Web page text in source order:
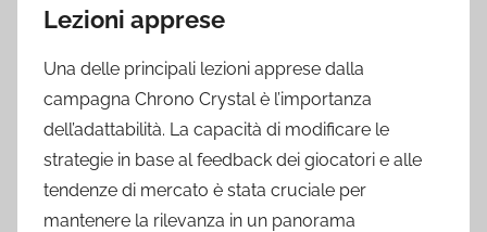
Lezioni apprese
Una delle principali lezioni apprese dalla
campagna Chrono Crystal è l’importanza
dell’adattabilità. La capacità di modificare le
strategie in base al feedback dei giocatori e alle
tendenze di mercato è stata cruciale per
mantenere la rilevanza in un panorama